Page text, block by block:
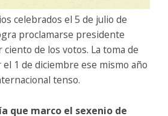
celebrados el 5 de julio de
proclamarse presidente
de los votos. La toma de
1 de diciembre ese mismo año
tenso.
que marco el sexenio de